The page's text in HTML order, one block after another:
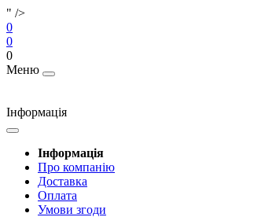
" />
0
0
0
Меню
Інформація
Інформація
Про компанію
Доставка
Оплата
Умови згоди